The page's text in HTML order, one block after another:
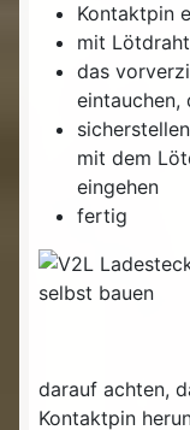
Kontaktpin
mit
das
eintauchen,
mit dem
eingehen
fertig
darauf achten,
Kontaktpin